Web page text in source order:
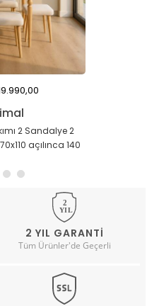
2 Sandalye 2
açılınca 140
2 Sandalye 1
140 cm)
1 Masa (80x140)
(80x160)
(80x140)
1 Masa (80x140)
2 YIL GARANTI
Tüm Ürünler'de Geçerli